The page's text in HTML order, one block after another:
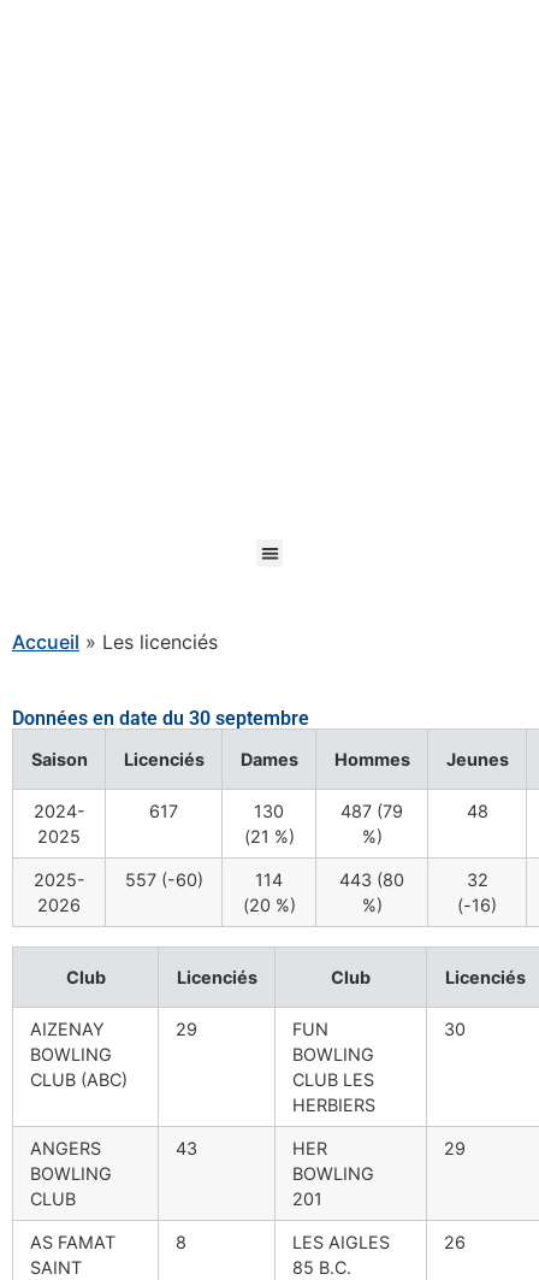
Accueil » Les licenciés
Données en date du 30 septembre
Saison Licenciés Dames Hommes Jeunes
2024-
2025
617
130
(21 %)
487 (79
%)
48
2025-
2026
557 (-60)
114
(20 %)
443 (80
%)
32
(-16)
Club Licenciés Club Licenciés
AIZENAY
BOWLING
CLUB (ABC)
29
FUN
BOWLING
CLUB LES
HERBIERS
30
ANGERS
BOWLING
CLUB
43
HER
BOWLING
201
29
AS FAMAT
SAINT
8
LES AIGLES
85 B.C.
26